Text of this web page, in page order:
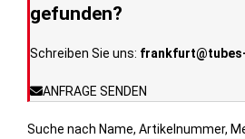
gewählt
werden
gefunden?
Schreiben Sie uns:
ANFRAGE SENDEN
Suche nach Name, Artikelnummer,